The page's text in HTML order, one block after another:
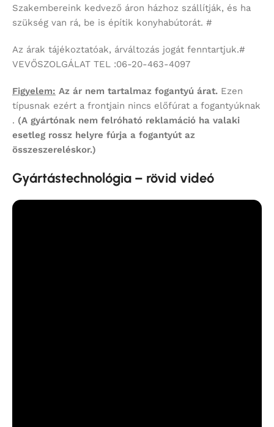
Szakembereink kedvező áron házhoz szállítják, és ha
szükség van rá, be is építik konyhabútorát. #
Az árak tájékoztatóak, árváltozás jogát fenntartjuk.#
VEVŐSZOLGÁLAT TEL :06-20-463-4097
Figyelem: Az ár nem tartalmaz fogantyú árat. Ezen
típusnak ezért a frontjain nincs előfúrat a fogantyúknak
. (A gyártónak nem felróható reklamáció ha valaki
esetleg rossz helyre fúrja a fogantyút az
összeszereléskor.)
Gyártástechnológia – rövid videó